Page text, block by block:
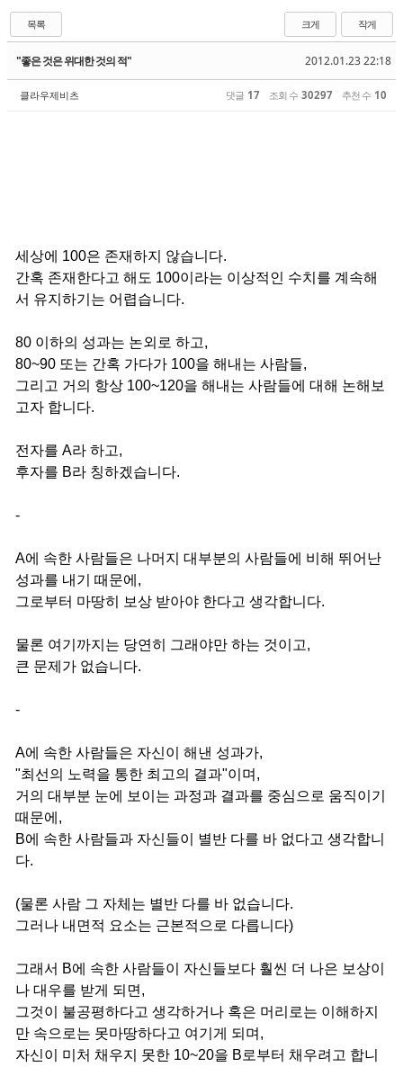
목록 크게 작게
2012.01.23 22:18
"좋은 것은 위대한 것의 적"
클라우제비츠 댓글 17 조회 수 30297 추천 수 10
세상에 100은 존재하지 않습니다.
간혹 존재한다고 해도 100이라는 이상적인 수치를 계속해
서 유지하기는 어렵습니다.
80 이하의 성과는 논외로 하고,
80~90 또는 간혹 가다가 100을 해내는 사람들,
그리고 거의 항상 100~120을 해내는 사람들에 대해 논해보
고자 합니다.
전자를 A라 하고,
후자를 B라 칭하겠습니다.
-
A에 속한 사람들은 나머지 대부분의 사람들에 비해 뛰어난
성과를 내기 때문에,
그로부터 마땅히 보상 받아야 한다고 생각합니다.
물론 여기까지는 당연히 그래야만 하는 것이고,
큰 문제가 없습니다.
-
A에 속한 사람들은 자신이 해낸 성과가,
"최선의 노력을 통한 최고의 결과"이며,
거의 대부분 눈에 보이는 과정과 결과를 중심으로 움직이기
때문에,
B에 속한 사람들과 자신들이 별반 다를 바 없다고 생각합니
다.
(물론 사람 그 자체는 별반 다를 바 없습니다.
그러나 내면적 요소는 근본적으로 다릅니다)
그래서 B에 속한 사람들이 자신들보다 훨씬 더 나은 보상이
나 대우를 받게 되면,
그것이 불공평하다고 생각하거나 혹은 머리로는 이해하지
만 속으로는 못마땅하다고 여기게 되며,
자신이 미처 채우지 못한 10~20을 B로부터 채우려고 합니